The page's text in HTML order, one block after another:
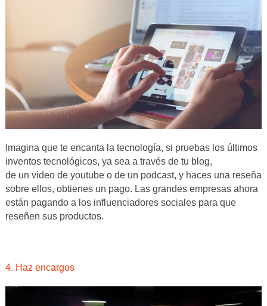
Imagina que te encanta la tecnología, si pruebas los últimos
inventos tecnológicos, ya sea a través de tu blog,
de un video de youtube o de un podcast, y haces una reseña
sobre ellos, obtienes un pago. Las grandes empresas ahora
están pagando a los influenciadores sociales para que
reseñen sus productos.
4. Haz encargos